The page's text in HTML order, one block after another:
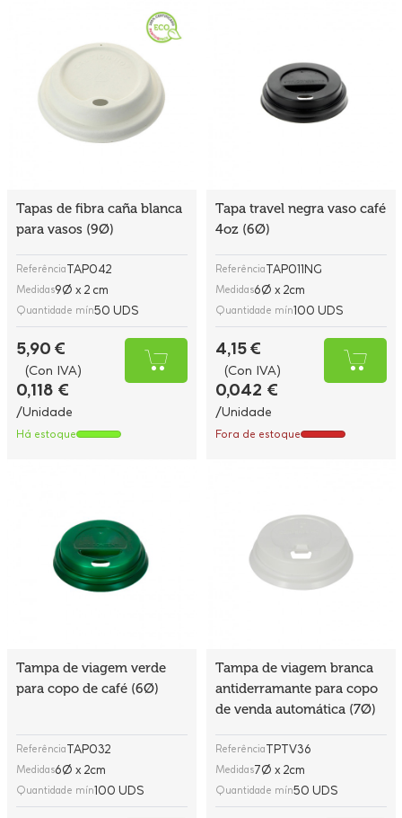
Tapas de fibra caña blanca
para vasos (9Ø)
ReferênciaTAP042
Medidas9Ø x 2 cm
Quantidade mín50 UDS
5,90 €
(Con IVA)
0,118 €
/Unidade
Há estoque
Tapa travel negra vaso café
4oz (6Ø)
ReferênciaTAP011NG
Medidas6Ø x 2cm
Quantidade mín100 UDS
4,15 €
(Con IVA)
0,042 €
/Unidade
Fora de estoque
Tampa de viagem verde
para copo de café (6Ø)
ReferênciaTAP032
Medidas6Ø x 2cm
Quantidade mín100 UDS
Tampa de viagem branca
antiderramante para copo
de venda automática (7Ø)
ReferênciaTPTV36
Medidas7Ø x 2cm
Quantidade mín50 UDS